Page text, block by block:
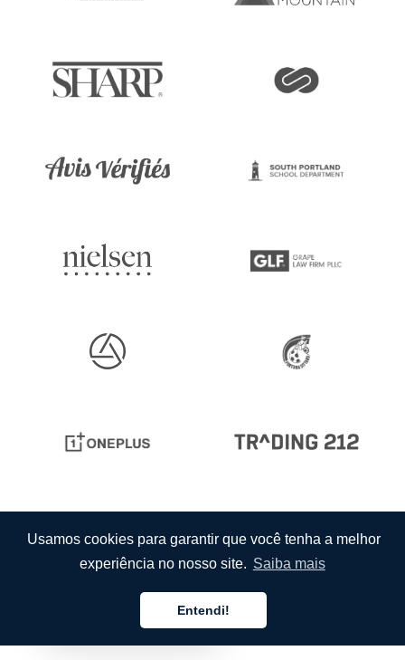
Usamos cookies para garantir que você tenha a melhor
experiência no nosso site. Saiba mais
Entendi!
Português